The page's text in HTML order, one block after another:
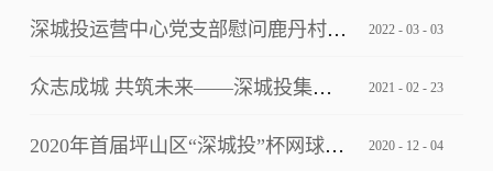
深城投运营中心党支部慰问鹿丹村社区疫情防控一线工作人员 2022 - 03 - 03
众志成城 共筑未来——深城投集团2021云年会圆满落幕 2021 - 02 - 23
2020年首届坪山区“深城投”杯网球邀请赛完美落幕 2020 - 12 - 04